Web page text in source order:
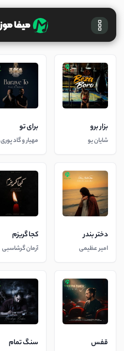
بزار برو
شایان یو
برای تو
مهیار و گاد پوری
دختر بندر
امیر عظیمی
کجا گریزم
آرمان گرشاسبی
قفس سنگ تمام